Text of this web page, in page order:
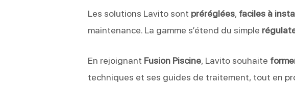
Les solutions Lavito sont préréglées, faciles à
maintenance. La gamme s’étend du simple
En rejoignant Fusion Piscine, Lavito souhaite
techniques et ses guides de traitement, tout en